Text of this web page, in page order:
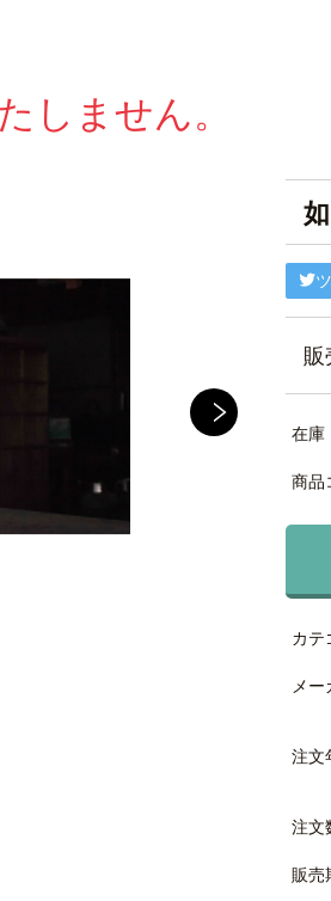
しません。
販
在庫
商品
カテ
メー
注文
注文
販売